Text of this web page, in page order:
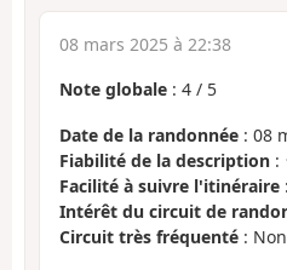
08 mars 2025 à 22:38
Note globale : 4 / 5
Date de la randonnée : 08
Fiabilité de la description :
Facilité à suivre l'itinéraire
Intérêt du circuit de
Circuit très fréquenté : Non